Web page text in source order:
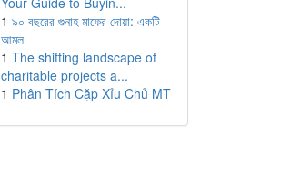
1 ৯০ বছরের গুনাহ মাফের দোয়া: একটি
আমল
1 The shifting landscape of
charitable projects a...
1 Phân Tích Cặp Xỉu Chủ MT